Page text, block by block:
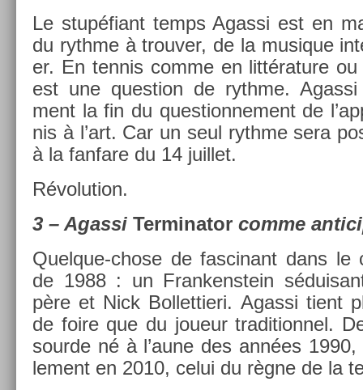
Le stupéfiant temps Agas­si est en
du rythme à trouv­er, de la musique
er. En ten­nis comme en lit­téra­ture
est une ques­tion de rythme.
ment la fin du ques­tion­ne­ment de
nis à l’art. Car un seul rythme sera
à la fan­fare du 14 juil­let.
Révolu­tion.
3 – Agas­si Ter­minator comme
Quelque-chose de fas­cinant dans le
de 1988 : un Fran­kenstein
père et Nick Bol­lettieri. Agas­si tient
de foire que du joueur tradition­nel.
sour­de né à l’aune des années
le­ment en 2010, celui du règne de la